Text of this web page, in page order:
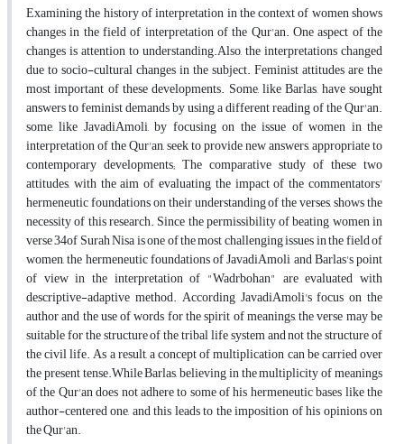
Examining the history of interpretation in the context of women shows
changes in the field of interpretation of the Qur'an. One aspect of the
changes is attention to understanding.Also, the interpretations changed
due to socio-cultural changes in the subject. Feminist attitudes are the
most important of these developments. Some, like Barlas, have sought
answers to feminist demands by using a different reading of the Qur'an.
some, like JavadiAmoli, by focusing on the issue of women in the
interpretation of the Qur'an, seek to provide new answers, appropriate to
contemporary developments; The comparative study of these two
attitudes, with the aim of evaluating the impact of the commentators'
hermeneutic foundations on their understanding of the verses, shows the
necessity of this research. Since the permissibility of beating women in
verse 34of Surah Nisa is one of the most challenging issues in the field of
women, the hermeneutic foundations of JavadiAmoli and Barlas's point
of view in the interpretation of "Wadrbohan" are evaluated with
descriptive-adaptive method. According JavadiAmoli's focus on the
author and the use of words for the spirit of meanings, the verse may be
suitable for the structure of the tribal life system and not the structure of
the civil life. As a result, a concept of multiplication can be carried over
the present tense.While Barlas, believing in the multiplicity of meanings
of the Qur'an does not adhere to some of his hermeneutic bases like the
author-centered one, and this leads to the imposition of his opinions on
the Qur'an.